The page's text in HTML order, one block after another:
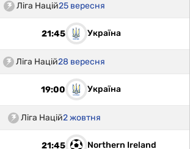
Ліга Націй25 вересня
21:45 Україна
Ліга Націй28 вересня
19:00 Україна
Ліга Націй2 жовтня
21:45 Northern Ireland